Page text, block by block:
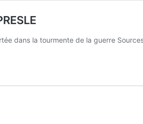
dans la tourmente de la guerre